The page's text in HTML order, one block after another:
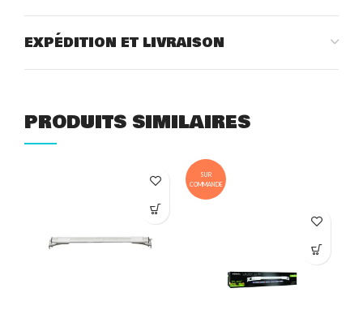
EXPÉDITION ET LIVRAISON
PRODUITS SIMILAIRES
SUR
COMMANDE